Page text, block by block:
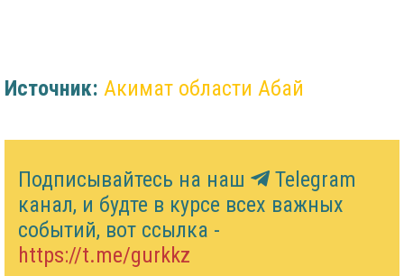
Источник: Акимат области Абай
Подписывайтесь на наш
Telegram
канал, и будте в курсе всех важных
событий, вот ссылка -
https://t.me/gurkkz